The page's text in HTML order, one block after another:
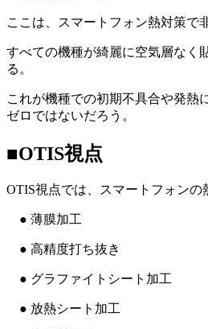
ここは、スマートフォン熱対策で
すべての機種が綺麗に空気層なく
る。
これが機種での初期不具合や発熱
ゼロではないだろう。
■OTIS視点
OTIS視点では、スマートフォンの
● 薄膜加工
● 高精度打ち抜き
● グラファイトシート加工
● 放熱シート加工